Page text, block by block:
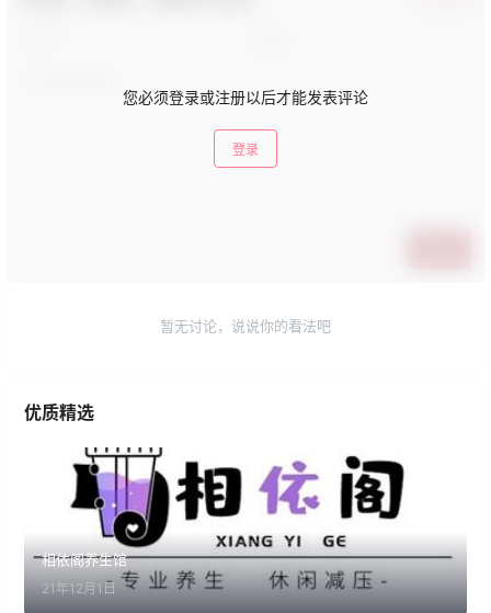
您必须登录或注册以后才能发表评论
登录
暂无讨论，说说你的看法吧
优质精选
相依阁养生馆
21年12月1日